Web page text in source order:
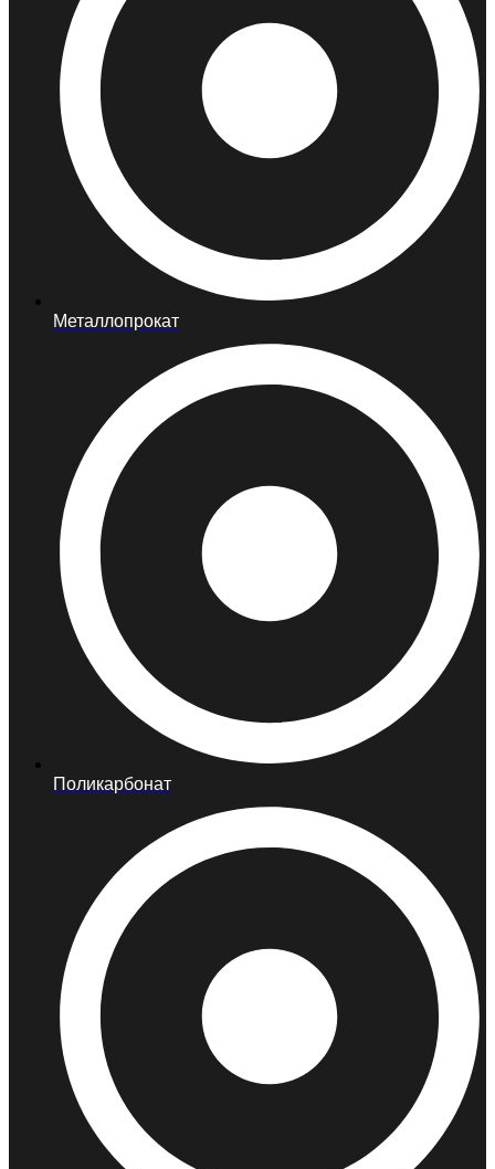
Металлопрокат
Поликарбонат